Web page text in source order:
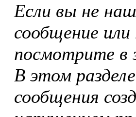
Если вы не
сообщение
посмотрите в
В этом
сообщения